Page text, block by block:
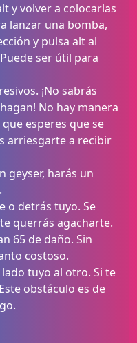
y volver a colocarlas
lanzar una bomba,
y pulsa alt al
ser útil para
¡No sabrás
No hay manera
esperes que se
arriesgarte a recibir
geyser, harás un
o detrás tuyo. Se
querrás agacharte.
65 de daño. Sin
costoso.
tuyo al otro. Si te
obstáculo es de